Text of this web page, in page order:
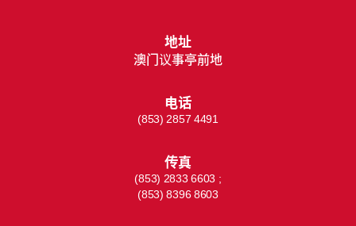
地址
澳门议事亭前地
电话
(853) 2857 4491
传真
(853) 2833 6603 ;
(853) 8396 8603